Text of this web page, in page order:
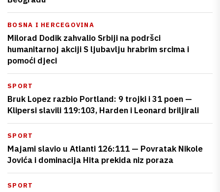
BOSNA I HERCEGOVINA
Milorad Dodik zahvalio Srbiji na podršci
humanitarnoj akciji S ljubavlju hrabrim srcima i
pomoći djeci
SPORT
Bruk Lopez razbio Portland: 9 trojki i 31 poen —
Klipersi slavili 119:103, Harden i Leonard briljirali
SPORT
Majami slavio u Atlanti 126:111 — Povratak Nikole
Jovića i dominacija Hita prekida niz poraza
SPORT